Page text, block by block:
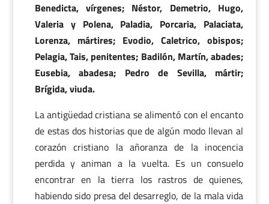
Benedicta, vírgenes; Néstor, Demetrio, Hugo,
Valeria y Polena, Paladia, Porcaria, Palaciata,
Lorenza, mártires; Evodio, Caletrico, obispos;
Pelagia, Tais, penitentes; Badilón, Martín, abades;
Eusebia, abadesa; Pedro de Sevilla, mártir;
Brígida, viuda.
La antigüedad cristiana se alimentó con el encanto
de estas dos historias que de algún modo llevan al
corazón cristiano la añoranza de la inocencia
perdida y animan a la vuelta. Es un consuelo
encontrar en la tierra los rastros de quienes,
habiendo sido presa del desarreglo, de la mala vida